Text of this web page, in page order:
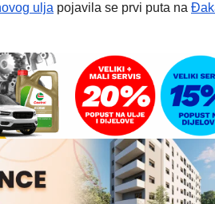
ulja pojavila se prvi puta na